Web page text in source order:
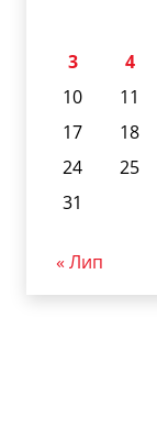
3
4
10
11
17
18
24
25
31
« Лип